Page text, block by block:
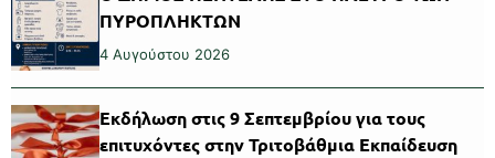
ΠΥΡΟΠΛΗΚΤΩΝ
4 Αυγούστου 2026
Εκδήλωση στις 9 Σεπτεμβρίου για τους
επιτυχόντες στην Τριτοβάθμια Εκπαίδευση